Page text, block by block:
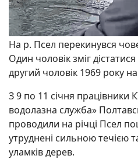
На р. Псел перекинувся
Один чоловік зміг
другий чоловік 1969 року
З 9 по 11 січня працівники
водолазна служба»
проводили на річці Псел
утруднені сильною течією
уламків дерев.